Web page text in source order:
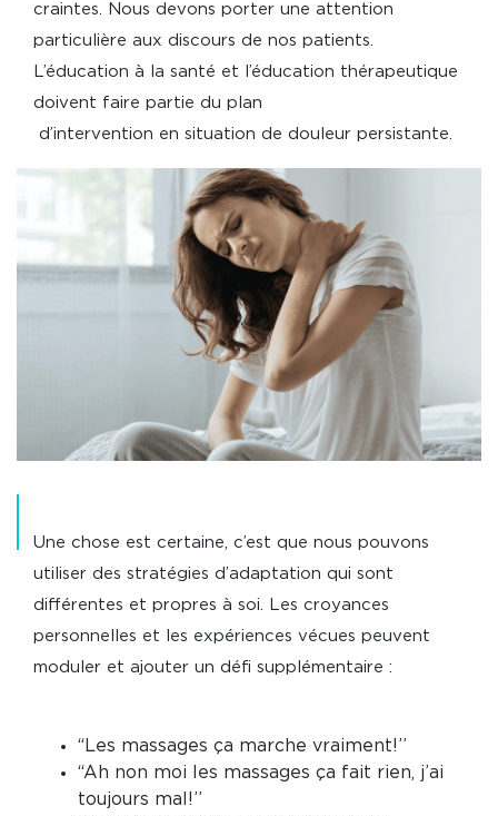
craintes. Nous devons porter une attention
particulière aux discours de nos patients.
L’éducation à la santé et l’éducation thérapeutique
doivent faire partie du plan
d’intervention en situation de douleur persistante.
Une chose est certaine, c’est que nous pouvons
utiliser des stratégies d’adaptation qui sont
différentes et propres à soi. Les croyances
personnelles et les expériences vécues peuvent
moduler et ajouter un défi supplémentaire :
“Les massages ça marche vraiment!’’
“Ah non moi les massages ça fait rien, j’ai
toujours mal!’’